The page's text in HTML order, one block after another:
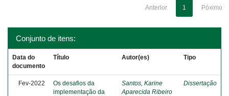
Anterior 1 Póximo
Conjunto de itens:
Data do
documento
Título Autor(es) Tipo
Fev-2022
Os desafios da
implementação da
Santos, Karine
Aparecida Ribeiro
Dissertação